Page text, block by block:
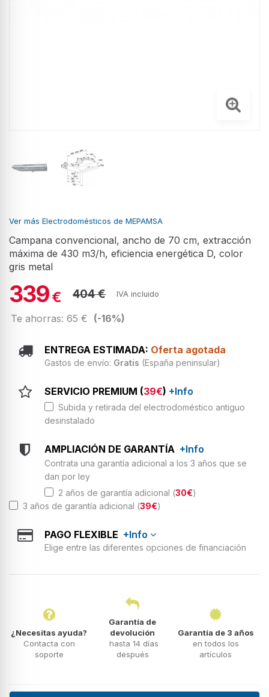
Ver más Electrodomésticos de MEPAMSA
Campana convencional, ancho de 70 cm, extracción
máxima de 430 m3/h, eficiencia energética D, color
gris metal
339€ 404 € IVA incluido
Te ahorras: 65 € (-16%)
ENTREGA ESTIMADA: Oferta agotada
Gastos de envío: Gratis (España peninsular)
SERVICIO PREMIUM (39€) +Info
Subida y retirada del electrodoméstico antiguo
desinstalado
AMPLIACIÓN DE GARANTÍA +Info
Contrata una garantía adicional a los 3 años que se
dan por ley
2 años de garantía adicional (30€)
3 años de garantía adicional (39€)
PAGO FLEXIBLE +Info
Elige entre las diferentes opciones de financiación
¿Necesitas ayuda?
Contacta con
soporte
Garantía de
devolución
hasta 14 días
después
Garantía de 3 años
en todos los
artículos